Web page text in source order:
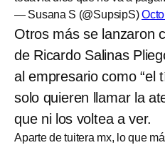
— Susana S (@SupsipS)
Otros más se lanzaron
de Ricardo Salinas
al empresario como “el
solo quieren llamar la
que ni los voltea a ver.
Aparte de tuitera mx, lo que